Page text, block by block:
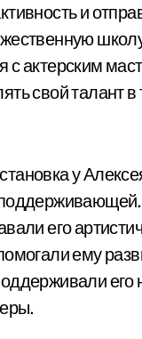
и
с актерским
свой талант
у
его
ему
его